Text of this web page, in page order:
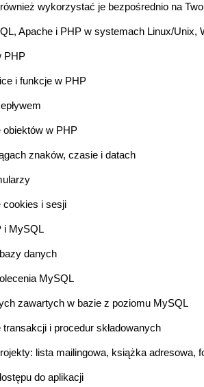
wykorzystać je bezpośrednio na
Apache i PHP w systemach Linux/Unix,
PHP
i funkcje w PHP
w PHP
znaków, czasie i datach
i sesji
i MySQL
danych
MySQL
zawartych w bazie z poziomu MySQL
i procedur składowanych
lista mailingowa, książka adresowa,
do aplikacji